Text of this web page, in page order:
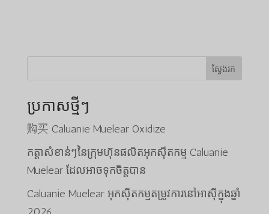
ស្វែងរក
ប្រកាសថ្មីៗ
购买 Caluanie Muelear Oxidize
កត្តាសំខាន់ៗនៃក្រុមហ៊ុនផលិតអុកស៊ីតកម្ម Caluanie
Muelear ដែលអាចទុកចិត្តបាន
Caluanie Muelear អុកស៊ីតកម្មតម្រូវការនៅអាស៊ីក្នុងឆ្នាំ